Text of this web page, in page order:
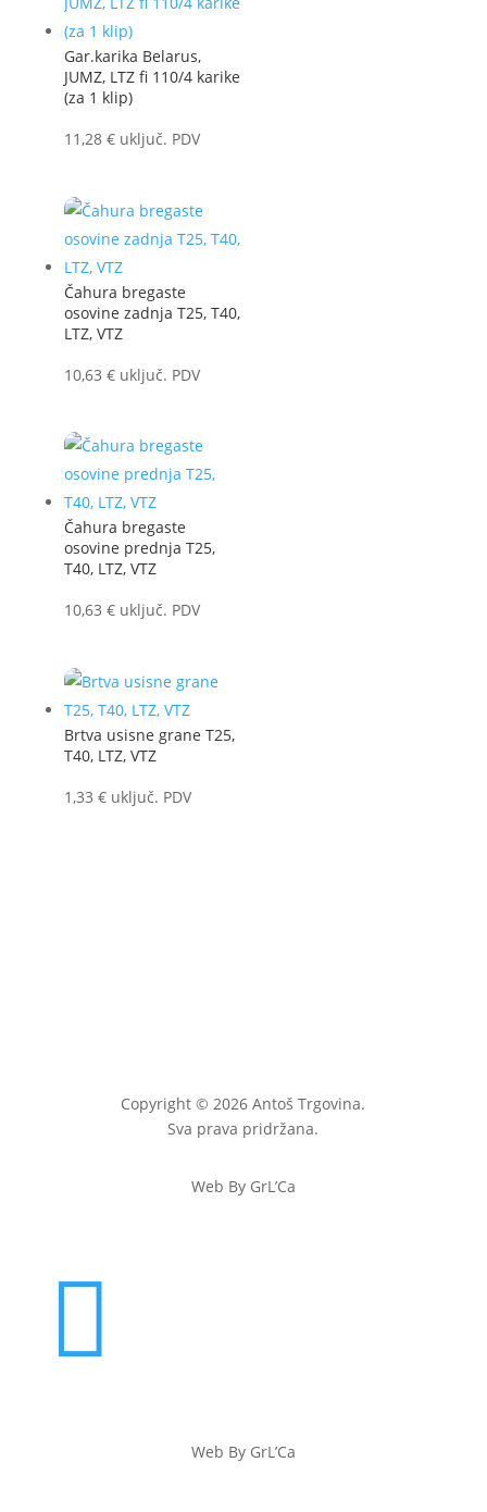
Gar.karika Belarus,
JUMZ, LTZ fi 110/4 karike
(za 1 klip)
11,28 € uključ. PDV
Čahura bregaste
osovine zadnja T25, T40,
LTZ, VTZ
10,63 € uključ. PDV
Čahura bregaste
osovine prednja T25,
T40, LTZ, VTZ
10,63 € uključ. PDV
Brtva usisne grane T25,
T40, LTZ, VTZ
1,33 € uključ. PDV
Copyright © 2026 Antoš Trgovina.
Sva prava pridržana.
Web By GrL’Ca

Web By GrL’Ca